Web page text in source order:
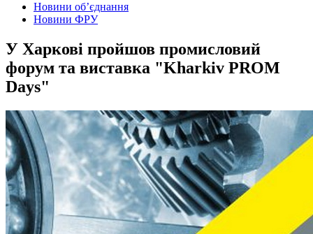
Новини об’єднання
Новини ФРУ
У Харкові пройшов промисловий
форум та виставка "Kharkiv PROM
Days"